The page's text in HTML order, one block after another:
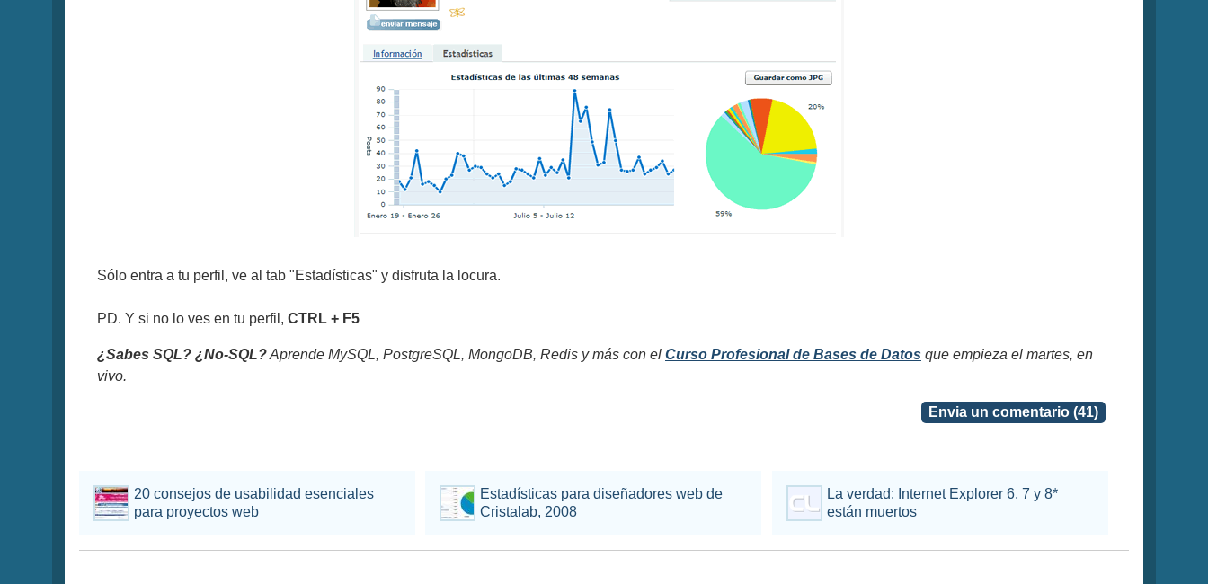
Sólo entra a tu perfil, ve al tab "Estadísticas" y disfruta la locura.
PD. Y si no lo ves en tu perfil, CTRL + F5
¿Sabes SQL? ¿No-SQL?Aprende MySQL, PostgreSQL, MongoDB, Redis y más con el Curso Profesional de Bases de Datos que empieza el martes, en
vivo.
Envia un comentario (41)
20 consejos de usabilidad esenciales
para proyectos web
Estadísticas para diseñadores web de
Cristalab, 2008
La verdad: Internet Explorer 6, 7 y 8*
están muertos